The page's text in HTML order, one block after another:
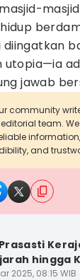
utopia—ia
jawab
community
team.
and
hingga
2025, 08:15 WIB